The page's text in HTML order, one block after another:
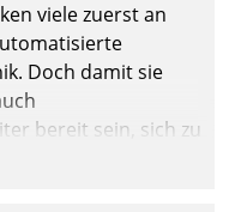
viele zuerst an
Doch damit sie
bereit sein, sich zu
werden sie an ihr